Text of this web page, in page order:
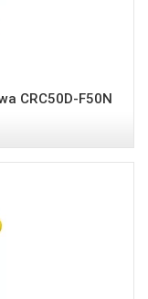
CRC50D-F50N